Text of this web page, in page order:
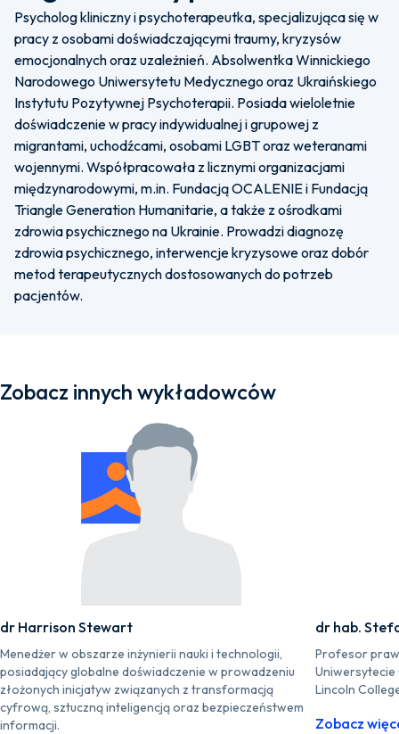
Psycholog kliniczny i psychoterapeutka, specjalizująca się w
pracy z osobami doświadczającymi traumy, kryzysów
emocjonalnych oraz uzależnień. Absolwentka Winnickiego
Narodowego Uniwersytetu Medycznego oraz Ukraińskiego
Instytutu Pozytywnej Psychoterapii. Posiada wieloletnie
doświadczenie w pracy indywidualnej i grupowej z
migrantami, uchodźcami, osobami LGBT oraz weteranami
wojennymi. Współpracowała z licznymi organizacjami
międzynarodowymi, m.in. Fundacją OCALENIE i Fundacją
Triangle Generation Humanitarie, a także z ośrodkami
zdrowia psychicznego na Ukrainie. Prowadzi diagnozę
zdrowia psychicznego, interwencje kryzysowe oraz dobór
metod terapeutycznych dostosowanych do potrzeb
pacjentów.
Zobacz innych wykładowców
dr Harrison Stewart
Menedżer w obszarze inżynierii nauki i technologii,
posiadający globalne doświadczenie w prowadzeniu
złożonych inicjatyw związanych z transformacją
cyfrową, sztuczną inteligencją oraz bezpieczeństwem
informacji.
dr hab.
Profesor
Lincoln
Zobacz